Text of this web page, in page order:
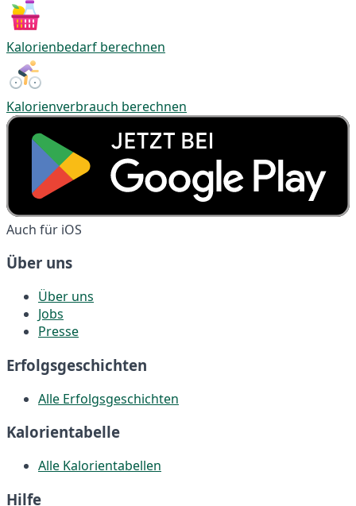
Kalorienbedarf berechnen
Kalorienverbrauch berechnen
Auch für iOS
Über uns
Über uns
Jobs
Presse
Erfolgsgeschichten
Alle Erfolgsgeschichten
Kalorientabelle
Alle Kalorientabellen
Hilfe